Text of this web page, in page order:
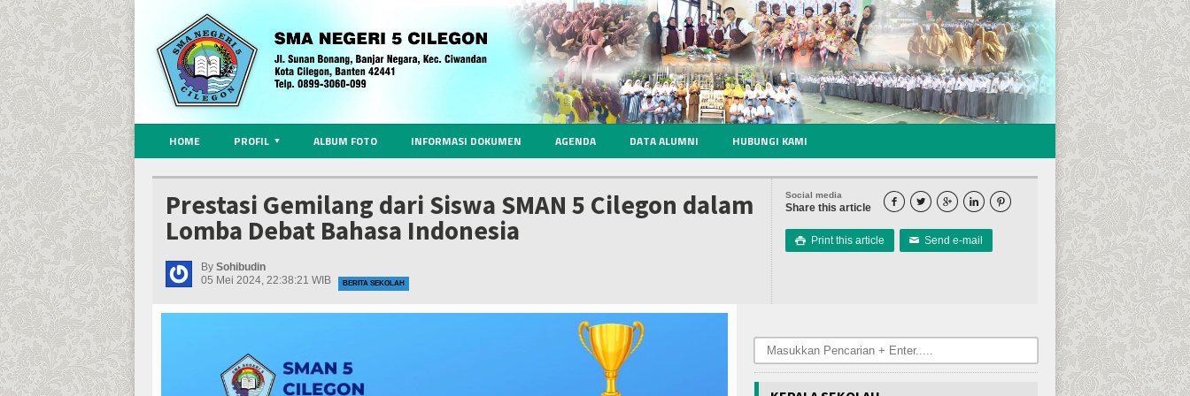
HOME PROFIL ALBUM FOTO INFORMASI DOKUMEN AGENDA DATA ALUMNI HUBUNGI KAMI
Social media
Share this article     
 Print this article ✉ Send e-mail
Prestasi Gemilang dari Siswa SMAN 5 Cilegon dalam
Lomba Debat Bahasa Indonesia
By Sohibudin
05 Mei 2024, 22:38:21 WIB
BERITA SEKOLAH